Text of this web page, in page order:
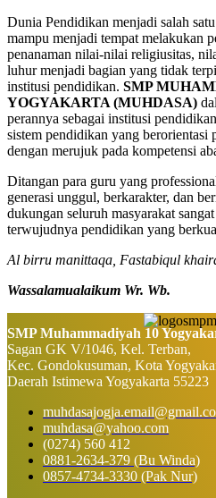
Dunia Pendidikan menjadi salah
mampu menjadi tempat melakukan
penanaman nilai-nilai religiusitas,
luhur menjadi bagian yang tidak
institusi pendidikan. SMP
YOGYAKARTA (MUHDASA)
perannya sebagai institusi
sistem pendidikan yang berorientasi
dengan merujuk pada kompetensi
Ditangan para guru yang
generasi unggul, berkarakter, dan
dukungan seluruh masyarakat
terwujudnya pendidikan yang
Al birru manittaqa, Fastabiqul
Wassalamualaikum Wr. Wb.
SMP Muhammadiyah 10
Sagan GK V/1046, Kel. Terban,
Kec. Gondokusuman, Kota
Daerah Istimewa Yogyakarta 55223
muhdasa@yahoo.com
(0274) 560 412
0881-2634-379 (Bu Winda)
0857-4734-3330 (Pak Nur)